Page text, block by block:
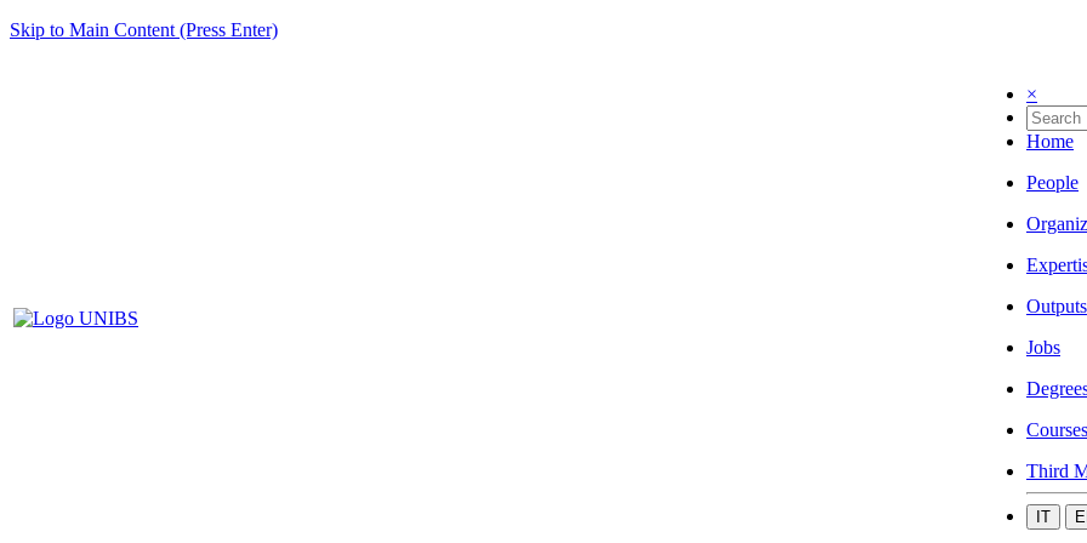
Skip to Main Content (Press Enter)
×
Home
People
Outputs
Jobs
Courses
Third
IT